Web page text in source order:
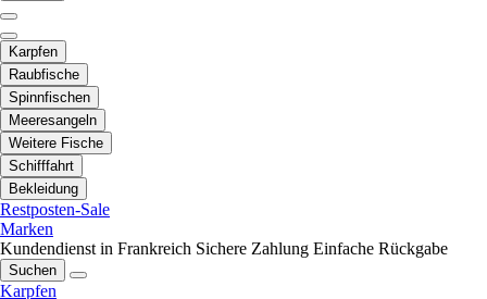
Karpfen
Raubfische
Spinnfischen
Meeresangeln
Weitere Fische
Schifffahrt
Bekleidung
Restposten-Sale
Marken
Kundendienst in Frankreich Sichere Zahlung Einfache Rückgabe
Suchen
Karpfen